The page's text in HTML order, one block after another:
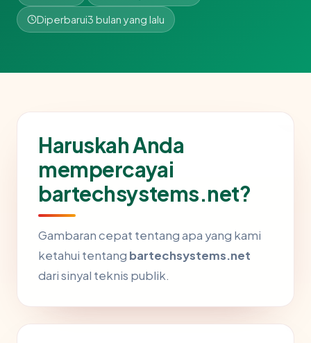
Diperbarui3 bulan yang lalu
Haruskah Anda
mempercayai
bartechsystems.net?
Gambaran cepat tentang apa yang kami
ketahui tentang bartechsystems.net
dari sinyal teknis publik.